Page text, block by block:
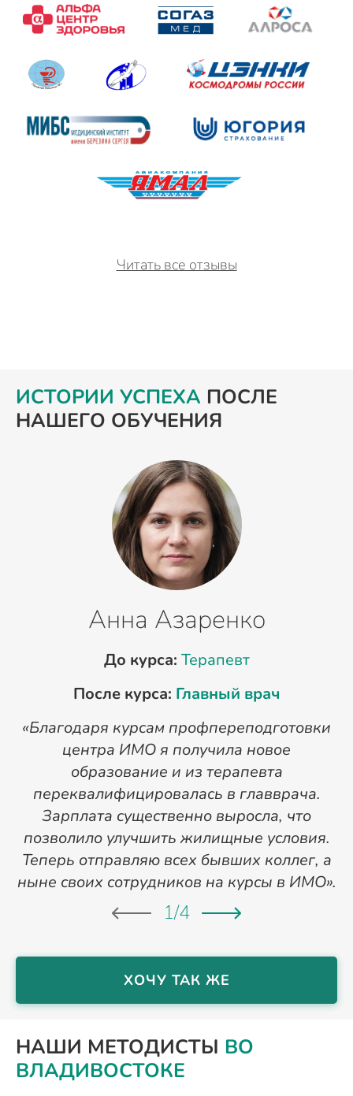
Читать все отзывы
ИСТОРИИ УСПЕХА ПОСЛЕ
НАШЕГО ОБУЧЕНИЯ
Анна Азаренко
До курса: Терапевт
После курса: Главный врач
«Благодаря курсам профпереподготовки
центра ИМО я получила новое
образование и из терапевта
переквалифицировалась в главврача.
Зарплата существенно выросла, что
позволило улучшить жилищные условия.
Теперь отправляю всех бывших коллег, а
ныне своих сотрудников на курсы в ИМО».
1/4
ХОЧУ ТАК ЖЕ
НАШИ МЕТОДИСТЫ ВО
ВЛАДИВОСТОКЕ